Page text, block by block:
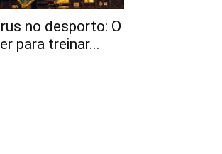
no desporto: O
para treinar...